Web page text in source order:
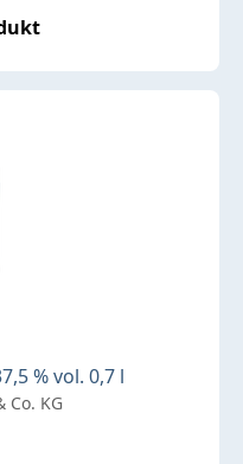
% vol. 0,7 l
Co. KG